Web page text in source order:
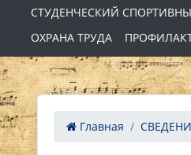
СТУДЕНЧЕСКИЙ
ОХРАНА ТРУДА
Главная